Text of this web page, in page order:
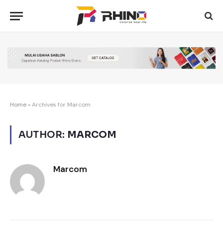
Home »Archives for Marcom
AUTHOR: MARCOM
Marcom